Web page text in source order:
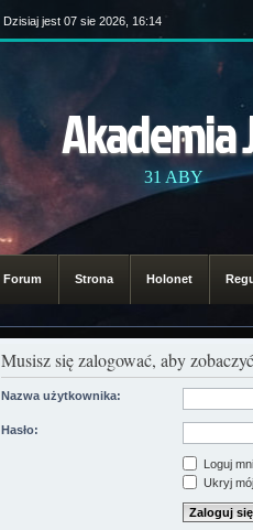
Dzisiaj jest 07 sie 2026, 16:14
Akademia
31 ABY
Forum Strona Holonet
Musisz się zalogować, aby
Nazwa użytkownika:
Hasło:
Loguj
Ukryj